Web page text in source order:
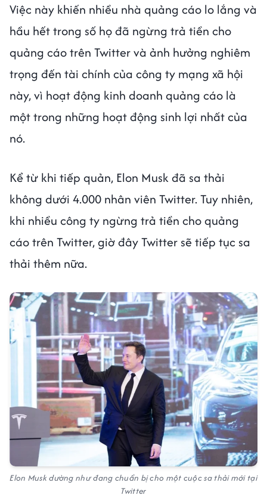
Việc này khiến nhiều nhà quảng cáo lo lắng và
hầu hết trong số họ đã ngừng trả tiền cho
quảng cáo trên Twitter và ảnh hưởng nghiêm
trọng đến tài chính của công ty mạng xã hội
này, vì hoạt động kinh doanh quảng cáo là
một trong những hoạt động sinh lợi nhất của
nó.
Kể từ khi tiếp quản, Elon Musk đã sa thải
không dưới 4.000 nhân viên Twitter. Tuy nhiên,
khi nhiều công ty ngừng trả tiền cho quảng
cáo trên Twitter, giờ đây Twitter sẽ tiếp tục sa
thải thêm nữa.
Elon Musk dường như đang chuẩn bị cho một cuộc sa thải mới tại
Twitter